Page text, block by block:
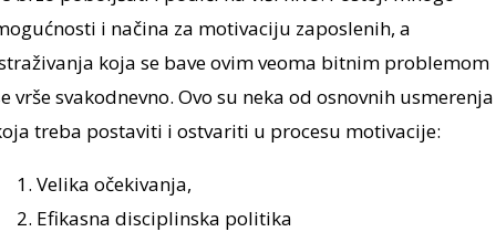
i načina za motivaciju zaposlenih, a
koja se bave ovim veoma bitnim problemom
vrše svakodnevno. Ovo su neka od osnovnih usmerenja
treba postaviti i ostvariti u procesu motivacije:
Velika očekivanja,
Efikasna disciplinska politika